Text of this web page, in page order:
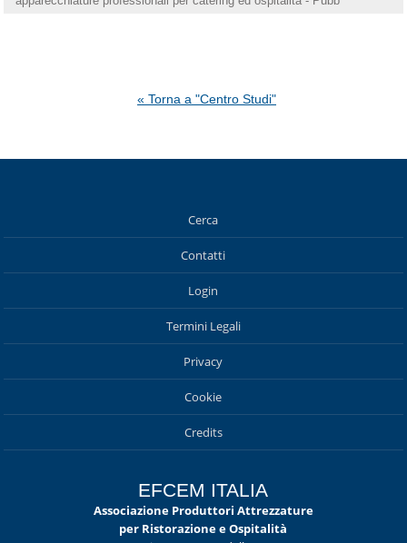
« Torna a "Centro Studi"
Cerca
Contatti
Login
Termini Legali
Privacy
Cookie
Credits
EFCEM ITALIA
Associazione Produttori Attrezzature
per Ristorazione e Ospitalità